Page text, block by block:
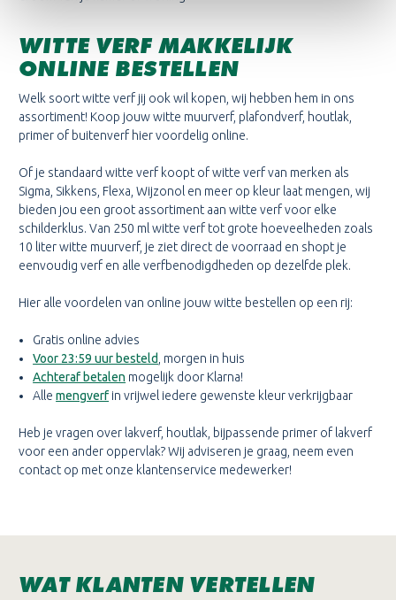
WITTE VERF MAKKELIJK
ONLINE BESTELLEN
Welk soort witte verf jij ook wil kopen, wij hebben hem in ons
assortiment! Koop jouw witte muurverf, plafondverf, houtlak,
primer of buitenverf hier voordelig online.
Of je standaard witte verf koopt of witte verf van merken als
Sigma, Sikkens, Flexa, Wijzonol en meer op kleur laat mengen, wij
bieden jou een groot assortiment aan witte verf voor elke
schilderklus. Van 250 ml witte verf tot grote hoeveelheden zoals
10 liter witte muurverf, je ziet direct de voorraad en shopt je
eenvoudig verf en alle verfbenodigdheden op dezelfde plek.
Hier alle voordelen van online jouw witte bestellen op een rij:
Gratis online advies
Voor 23:59 uur besteld , morgen in huis
Achteraf betalen mogelijk door Klarna!
Allemengverfin vrijwel iedere gewenste kleur verkrijgbaar
Heb je vragen over lakverf, houtlak, bijpassende primer of lakverf
voor een ander oppervlak? Wij adviseren je graag, neem even
contact op met onze klantenservice medewerker!
WAT KLANTEN VERTELLEN